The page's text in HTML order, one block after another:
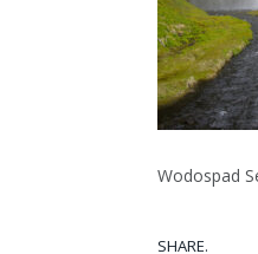
Wodospad
SHARE.